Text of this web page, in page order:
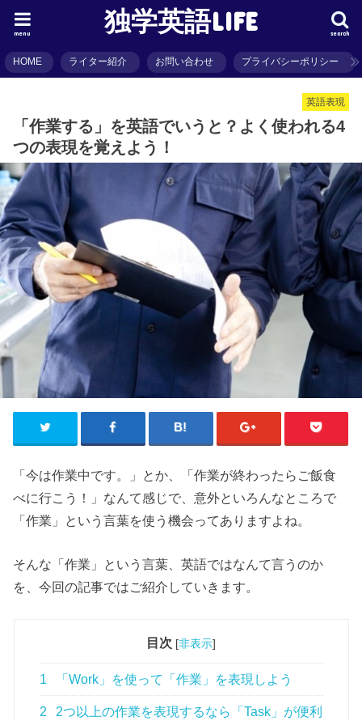
独学英語LIFE search
menu
HOME ライター紹介 お問い合わせ プライバシーポリシー
英語表現
「作業する」を英語でいうと？よく使われる4
つの表現を覚えよう！
「今は作業中です。」とか、「作業が終わったらご飯食
べに行こう！」なんて感じで、意外といろんなところで
「作業」という言葉を使う機会ってありますよね。
そんな「作業」という言葉、英語ではなんて言うのか
を、今回の記事ではご紹介していきます。
目次 [非表示]
1 「Work」を使って「作業」を表現しよう
2 2つ以上の作業を表現するなら「Task」が便利